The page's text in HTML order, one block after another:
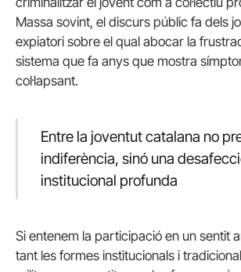
Massa sovint, el discurs públic fa dels
expiatori sobre el qual abocar la
sistema que fa anys que mostra
col·lapsant.
Entre la joventut catalana no
indiferència, sinó una
institucional profunda
Si entenem la participació en un sentit
tant les formes institucionals i